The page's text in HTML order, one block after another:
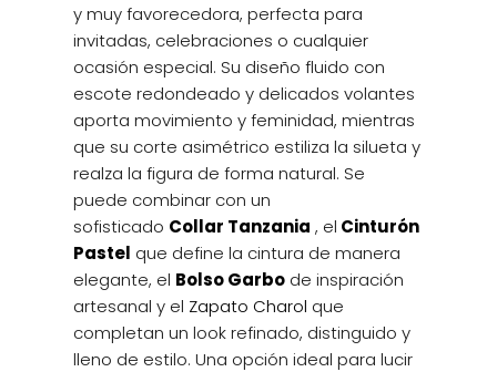
y muy favorecedora, perfecta para
invitadas, celebraciones o cualquier
ocasión especial. Su diseño fluido con
escote redondeado y delicados volantes
aporta movimiento y feminidad, mientras
que su corte asimétrico estiliza la silueta y
realza la figura de forma natural. Se
puede combinar con un
sofisticado Collar Tanzania , el Cinturón
Pastel que define la cintura de manera
elegante, el Bolso Garbo de inspiración
artesanal y el Zapato Charol que
completan un look refinado, distinguido y
lleno de estilo. Una opción ideal para lucir